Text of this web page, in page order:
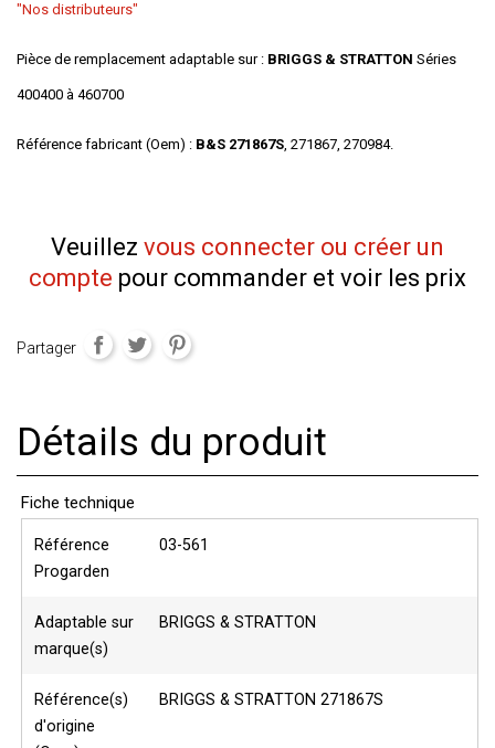
"Nos distributeurs"
Pièce de remplacement adaptable sur : BRIGGS & STRATTON Séries
400400 à 460700
Référence fabricant (Oem) : B&S 271867S, 271867, 270984.
Veuillez vous connecter ou créer un
compte pour commander et voir les prix
Partager
Détails du produit
Fiche technique
Référence
Progarden
03-561
Adaptable sur
marque(s)
BRIGGS & STRATTON
Référence(s)
d'origine
BRIGGS & STRATTON 271867S